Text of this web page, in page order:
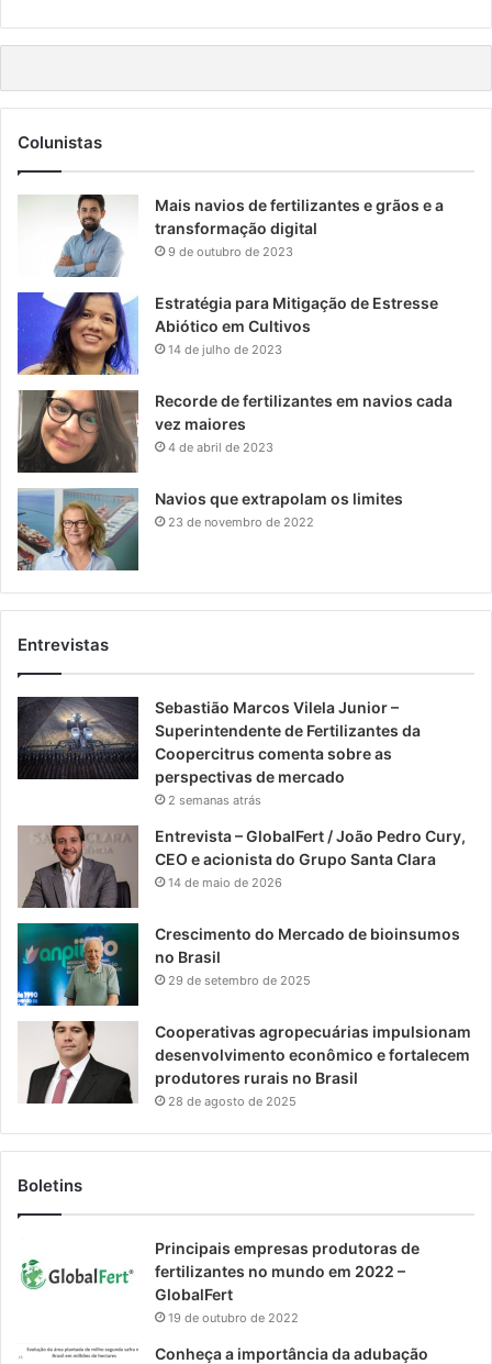
Colunistas
Mais navios de fertilizantes e grãos e a
transformação digital
9 de outubro de 2023
Estratégia para Mitigação de Estresse
Abiótico em Cultivos
14 de julho de 2023
Recorde de fertilizantes em navios cada
vez maiores
4 de abril de 2023
Navios que extrapolam os limites
23 de novembro de 2022
Entrevistas
Sebastião Marcos Vilela Junior –
Superintendente de Fertilizantes da
Coopercitrus comenta sobre as
perspectivas de mercado
2 semanas atrás
Entrevista – GlobalFert / João Pedro Cury,
CEO e acionista do Grupo Santa Clara
14 de maio de 2026
Crescimento do Mercado de bioinsumos
no Brasil
29 de setembro de 2025
Cooperativas agropecuárias impulsionam
desenvolvimento econômico e fortalecem
produtores rurais no Brasil
28 de agosto de 2025
Boletins
Principais empresas produtoras de
fertilizantes no mundo em 2022 –
GlobalFert
19 de outubro de 2022
Conheça a importância da adubação